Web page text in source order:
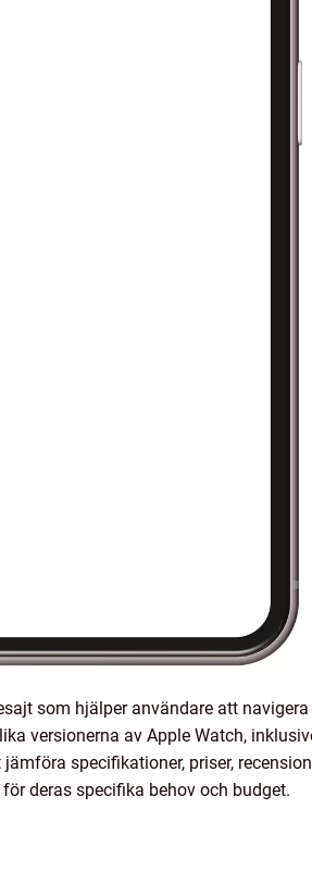
som hjälper användare att
versionerna av Apple Watch,
specifikationer, priser,
deras specifika behov och budget.